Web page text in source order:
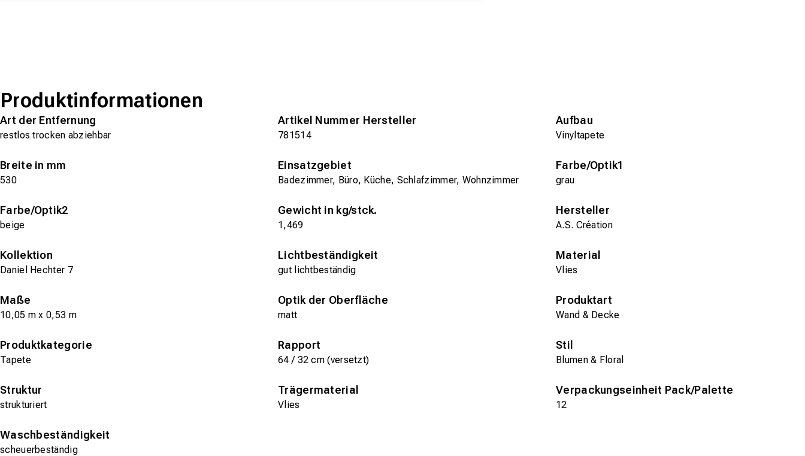
Produktinformationen
Art der Entfernung
restlos trocken abziehbar
Artikel Nummer Hersteller
781514
Aufbau
Vinyltapete
Breite in mm
530
Einsatzgebiet
Badezimmer, Büro, Küche, Schlafzimmer, Wohnzimmer
Farbe/Optik1
grau
Farbe/Optik2
beige
Gewicht in kg/stck.
1,469
Hersteller
A.S. Création
Kollektion
Daniel Hechter 7
Lichtbeständigkeit
gut lichtbeständig
Material
Vlies
Maße
10,05 m x 0,53 m
Optik der Oberfläche
matt
Produktart
Wand & Decke
Produktkategorie
Tapete
Rapport
64 / 32 cm (versetzt)
Stil
Blumen & Floral
Struktur
strukturiert
Trägermaterial
Vlies
Verpackungseinheit Pack/Palette
12
Waschbeständigkeit
scheuerbeständig